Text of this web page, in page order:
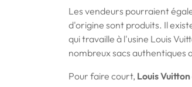
Les vendeurs pourraient
d'origine sont produits. Il
qui travaille à l'usine Louis
nombreux sacs authentiques
Pour faire court, Louis